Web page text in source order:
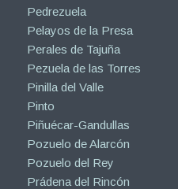
Pedrezuela
Pelayos de la Presa
Perales de Tajuña
Pezuela de las Torres
Pinilla del Valle
Pinto
Piñuécar-Gandullas
Pozuelo de Alarcón
Pozuelo del Rey
Prádena del Rincón